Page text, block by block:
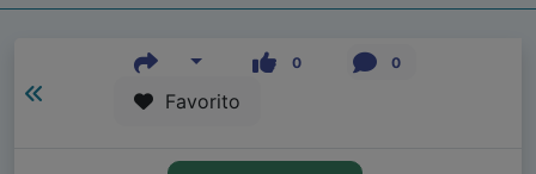
0 0
Favorito